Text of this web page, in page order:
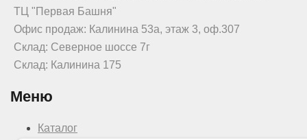
ТЦ "Первая Башня"
Офис продаж: Калинина 53а, этаж 3, оф.307
Склад: Северное шоссе 7г
Склад: Калинина 175
Меню
Каталог